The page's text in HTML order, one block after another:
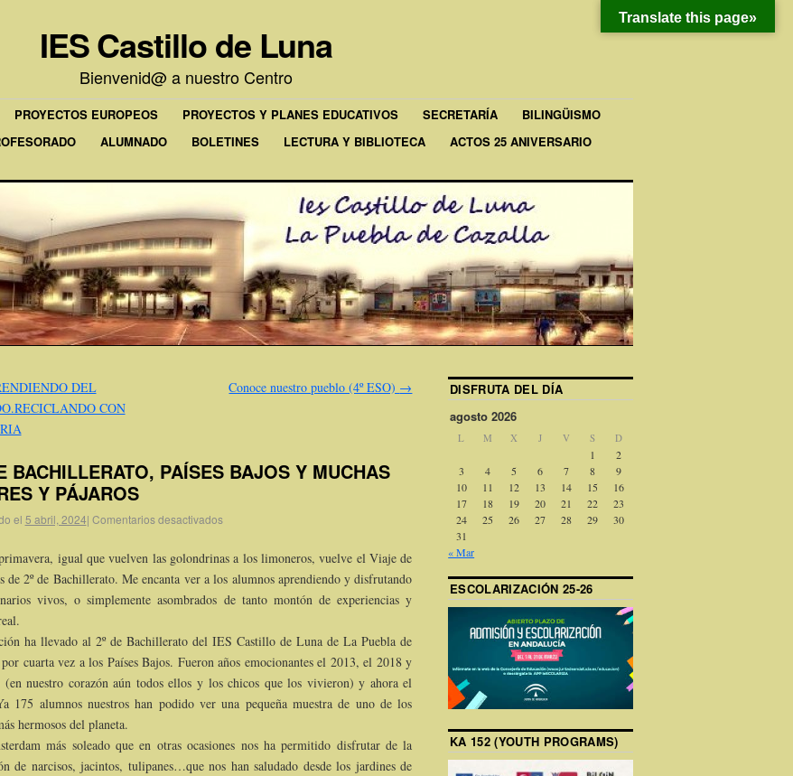
IES Castillo de Luna
Bienvenid@ a nuestro Centro
PROYECTOS EUROPEOS PROYECTOS Y PLANES EDUCATIVOS SECRETARÍA
BILINGÜISMO
ALUMNADO BOLETINES LECTURA Y BIBLIOTECA
ACTOS 25 ANIVERSARIO
DEL
CON
Conoce nuestro pueblo (4º ESO) →
BACHILLERATO, PAÍSES BAJOS Y MUCHAS
Y PÁJAROS
el 5 abril, 2024| Comentarios desactivados
igual que vuelven las golondrinas a los limoneros, vuelve el Viaje de
de 2º de Bachillerato. Me encanta ver a los alumnos aprendiendo y disfrutando
vivos, o simplemente asombrados de tanto montón de experiencias y
ha llevado al 2º de Bachillerato del IES Castillo de Luna de La Puebla de
cuarta vez a los Países Bajos. Fueron años emocionantes el 2013, el 2018 y
(en nuestro corazón aún todos ellos y los chicos que los vivieron) y ahora el
175 alumnos nuestros han podido ver una pequeña muestra de uno de los
hermosos del planeta.
más soleado que en otras ocasiones nos ha permitido disfrutar de la
de narcisos, jacintos, tulipanes…que nos han saludado desde los jardines de
DISFRUTA DEL DÍA
agosto 2026
L M X J V S D
1
2
3
4 5 6 7 8
9
10
11 12 13 14 15
16
17
18 19 20 21 22
23
24
25 26 27 28 29
30
31
« Mar
ESCOLARIZACIÓN 25-26
KA 152 (YOUTH PROGRAMS)
Translate this page»